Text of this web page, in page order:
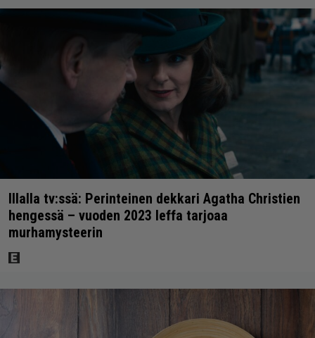
Illalla tv:ssä: Perinteinen dekkari Agatha Christien
hengessä – vuoden 2023 leffa tarjoaa
murhamysteerin